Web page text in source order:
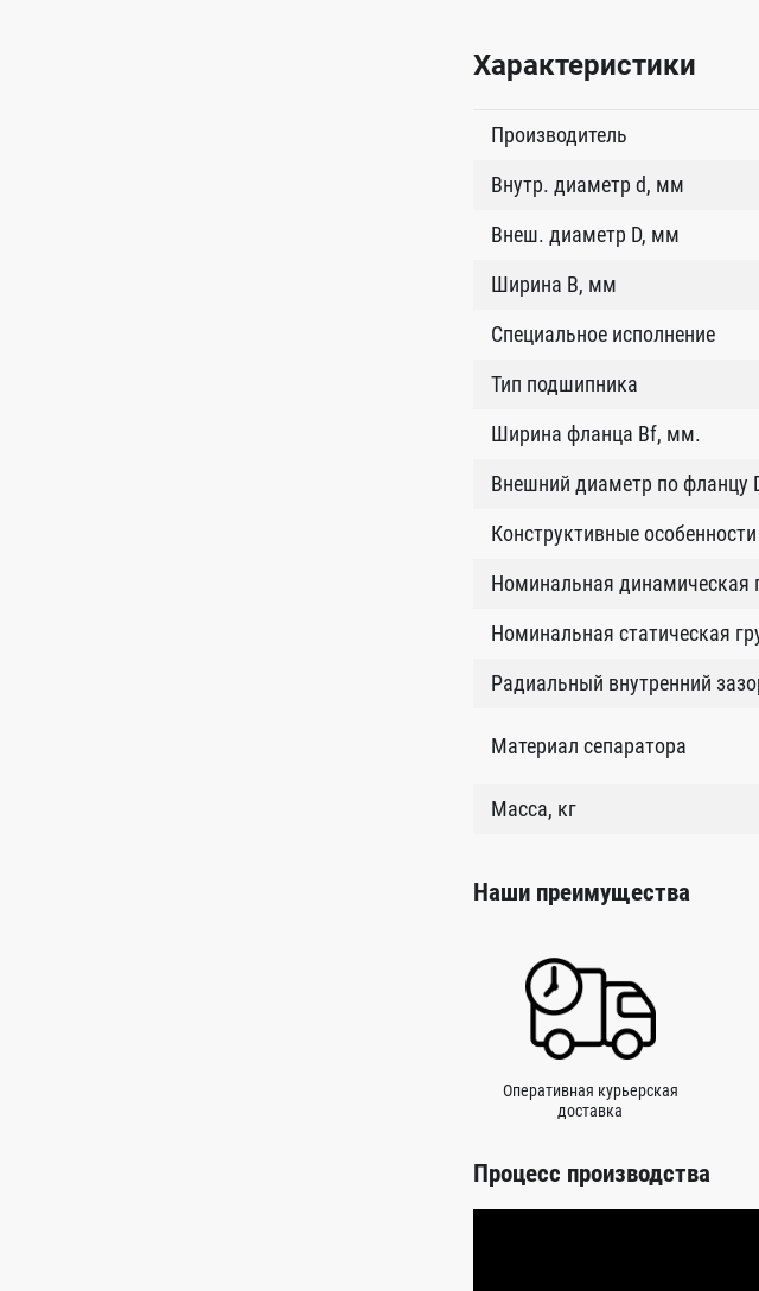
Характеристики
Производитель
Внутр. диаметр d, мм
Внеш. диаметр D, мм
Ширина B, мм
Специальное исполнение
Тип подшипника
Ширина фланца Bf, мм.
Внешний диаметр по фланцу
Конструктивные особенности
Номинальная динамическая
Номинальная статическая
Радиальный внутренний
Материал сепаратора
Масса, кг
Наши преимущества
Оперативная курьерская
доставка
Процесс производства